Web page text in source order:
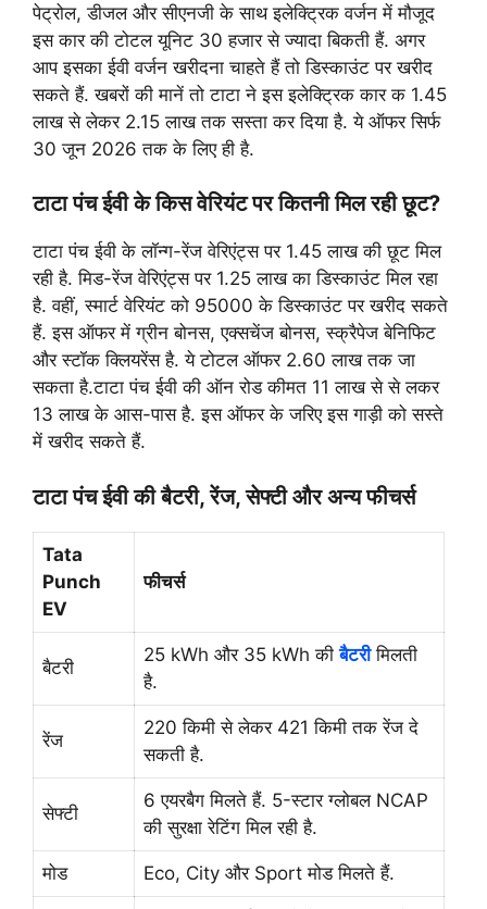
पेट्रोल, डीजल और सीएनजी के साथ इलेक्ट्रिक वर्जन में मौजूद
इस कार की टोटल यूनिट 30 हजार से ज्यादा बिकती हैं. अगर
आप इसका ईवी वर्जन खरीदना चाहते हैं तो डिस्काउंट पर खरीद
सकते हैं. खबरों की मानें तो टाटा ने इस इलेक्ट्रिक कार क 1.45
लाख से लेकर 2.15 लाख तक सस्ता कर दिया है. ये ऑफर सिर्फ
30 जून 2026 तक के लिए ही है.
टाटा पंच ईवी के किस वेरियंट पर कितनी मिल रही छूट?
टाटा पंच ईवी के लॉन्ग-रेंज वेरिएंट्स पर 1.45 लाख की छूट मिल
रही है. मिड-रेंज वेरिएंट्स पर 1.25 लाख का डिस्काउंट मिल रहा
है. वहीं, स्मार्ट वेरियंट को 95000 के डिस्काउंट पर खरीद सकते
हैं. इस ऑफर में ग्रीन बोनस, एक्सचेंज बोनस, स्क्रैपेज बेनिफिट
और स्टॉक क्लियरेंस है. ये टोटल ऑफर 2.60 लाख तक जा
सकता है.टाटा पंच ईवी की ऑन रोड कीमत 11 लाख से से लकर
13 लाख के आस-पास है. इस ऑफर के जरिए इस गाड़ी को सस्ते
में खरीद सकते हैं.
टाटा पंच ईवी की बैटरी, रेंज, सेफ्टी और अन्य फीचर्स
Tata
Punch
EV
फीचर्स
बैटरी
25 kWh और 35 kWh कीबैटरीमिलती
है.
रेंज
220 किमी से लेकर 421 किमी तक रेंज दे
सकती है.
सेफ्टी
6 एयरबैग मिलते हैं. 5-स्टार ग्लोबल NCAP
की सुरक्षा रेटिंग मिल रही है.
मोड Eco, City और Sport मोड मिलते हैं.